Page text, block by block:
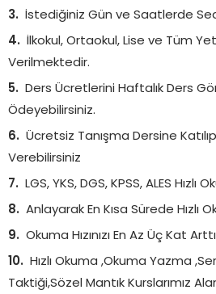
İstediğiniz Gün ve Saatlerde
İlkokul, Ortaokul, Lise ve Tüm
Verilmektedir.
Ders Ücretlerini Haftalık Ders
Ödeyebilirsiniz.
Ücretsiz Tanışma Dersine
Verebilirsiniz
LGS, YKS, DGS, KPSS, ALES
Anlayarak En Kısa Sürede Hızlı
Okuma Hızınızı En Az Üç Kat
Hızlı Okuma ,Okuma Yazma
Taktiği,Sözel Mantık Kurslarımız